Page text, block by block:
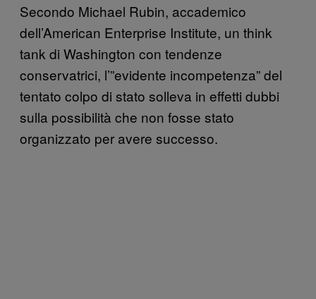
Secondo Michael Rubin, accademico
dell’American Enterprise Institute, un think
tank di Washington con tendenze
conservatrici, l’”evidente incompetenza” del
tentato colpo di stato solleva in effetti dubbi
sulla possibilità che non fosse stato
organizzato per avere successo.